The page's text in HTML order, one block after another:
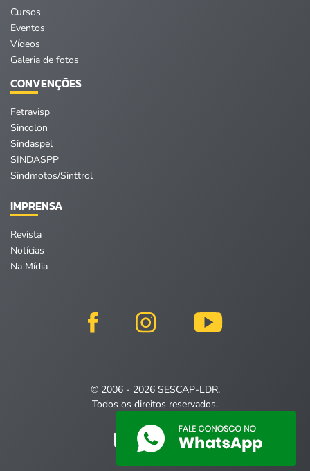
Cursos
Eventos
Vídeos
Galeria de fotos
CONVENÇÕES
Fetravisp
Sincolon
Sindaspel
SINDASPP
Sindmotos/Sinttrol
IMPRENSA
Revista
Notícias
Na Mídia
© 2006 - 2026 SESCAP-LDR.
Todos os direitos reservados.